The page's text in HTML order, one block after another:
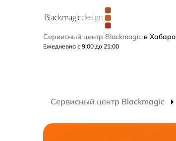
Сервисный центр Blackmagic в
Ежедневно с 9:00 до 21:00
Сервисный центр Blackmagic